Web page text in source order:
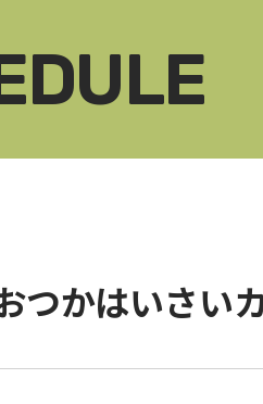
つかはいさい